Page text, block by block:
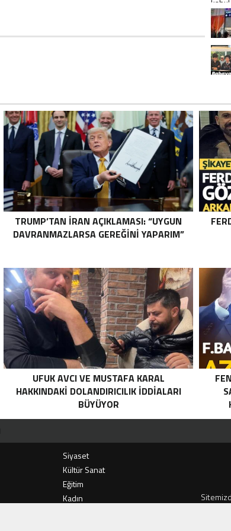
TRUMP’TAN İRAN AÇIKLAMASI: “UYGUN
DAVRANMAZLARSA GEREĞINI YAPARIM”
UFUK AVCI VE MUSTAFA KARAL
HAKKINDAKI DOLANDIRICILIK İDDIALARI
BÜYÜYOR
Siyaset
Kültür Sanat
Eğitim
Kadın
KAZDAĞLARI’NIN GÖZDESI